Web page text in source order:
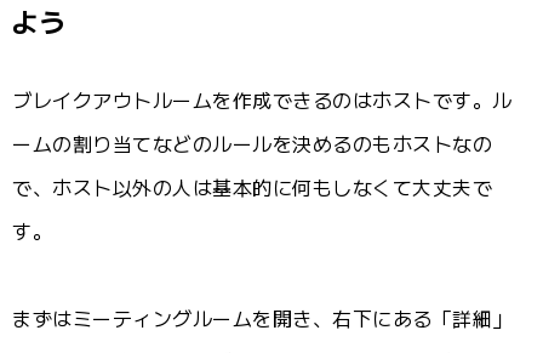
よう
ブレイクアウトルームを作成できるのはホストです。ル
ームの割り当てなどのルールを決めるのもホストなの
で、ホスト以外の人は基本的に何もしなくて大丈夫で
す。
まずはミーティングルームを開き、右下にある「詳細」